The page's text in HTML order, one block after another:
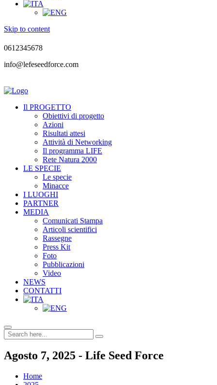
Skip to content
0612345678
info@lefeseedforce.com
Il PROGETTO
Obiettivi di progetto
Azioni
Risultati attesi
Attività di Networking
Il programma LIFE
Rete Natura 2000
LE SPECIE
Le specie
Minacce
I LUOGHI
PARTNER
MEDIA
Comunicati Stampa
Articoli scientifici
Rassegne
Press Kit
Foto
Pubblicazioni
Video
NEWS
CONTATTI
Agosto 7, 2025 - Life Seed Force
Home